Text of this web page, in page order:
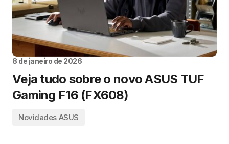
8 de janeiro de 2026
Veja tudo sobre o novo ASUS TUF
Gaming F16 (FX608)
Novidades ASUS